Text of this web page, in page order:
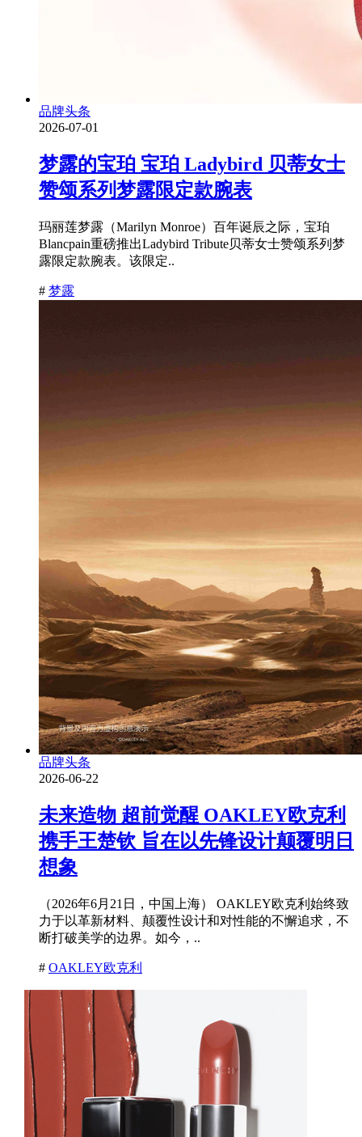
品牌头条
2026-07-01
梦露的宝珀 宝珀 Ladybird 贝蒂女士
赞颂系列梦露限定款腕表
玛丽莲梦露（Marilyn Monroe）百年诞辰之际，宝珀
Blancpain重磅推出Ladybird Tribute贝蒂女士赞颂系列梦
露限定款腕表。该限定..
# 梦露
品牌头条
2026-06-22
未来造物 超前觉醒 OAKLEY欧克利
携手王楚钦 旨在以先锋设计颠覆明日
想象
（2026年6月21日，中国上海） OAKLEY欧克利始终致
力于以革新材料、颠覆性设计和对性能的不懈追求，不
断打破美学的边界。如今，..
# OAKLEY欧克利